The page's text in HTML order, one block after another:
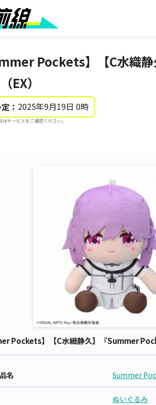
Pockets】【C水織
EX）
： 2025年9月19日 0時
サービスをご確認ください。
Pockets】【C水織静久】『Summer
名 Summer
ぬいぐるみ